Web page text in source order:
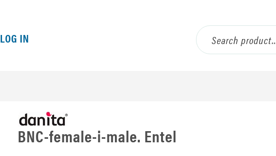
LOG IN
BNC-female-i-male. Entel